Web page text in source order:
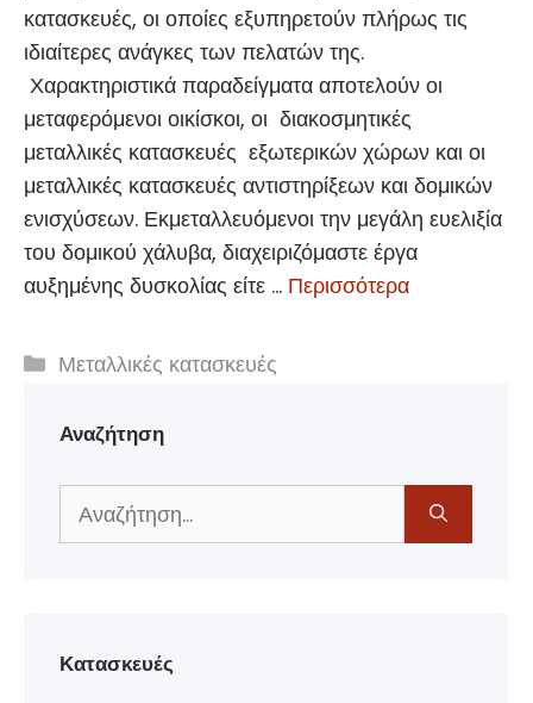
κατασκευές, οι οποίες εξυπηρετούν πλήρως τις
ιδιαίτερες ανάγκες των πελατών της.
Χαρακτηριστικά παραδείγματα αποτελούν οι
μεταφερόμενοι οικίσκοι, οι διακοσμητικές
μεταλλικές κατασκευές εξωτερικών χώρων και οι
μεταλλικές κατασκευές αντιστηρίξεων και δομικών
ενισχύσεων. Εκμεταλλευόμενοι την μεγάλη ευελιξία
του δομικού χάλυβα, διαχειριζόμαστε έργα
αυξημένης δυσκολίας είτε … Περισσότερα
Κατηγορίες
Μεταλλικές κατασκευές
Αναζήτηση
Αναζήτηση
για:
Κατασκευές